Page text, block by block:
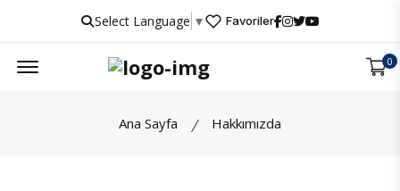
Select Language ▼ Favoriler
0
Ana Sayfa Hakkımızda